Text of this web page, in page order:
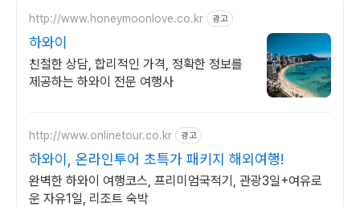
http://www.honeymoonlove.co.kr 광고
하와이
친절한 상담, 합리적인 가격, 정확한 정보를
제공하는 하와이 전문 여행사
http://www.onlinetour.co.kr 광고
하와이, 온라인투어 초특가 패키지 해외여행!
완벽한 하와이 여행코스, 프리미엄국적기, 관광3일+여유로
운 자유1일, 리조트 숙박